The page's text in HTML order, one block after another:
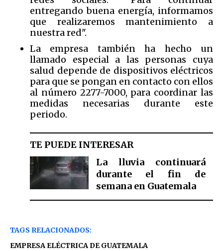
entregando buena energía, informamos
que realizaremos mantenimiento a
nuestra red".
La empresa también ha hecho un
llamado especial a las personas cuya
salud depende de dispositivos eléctricos
para que se pongan en contacto con ellos
al número 2277-7000, para coordinar las
medidas necesarias durante este
periodo.
TE PUEDE INTERESAR
La lluvia continuará
durante el fin de
semana en Guatemala
TAGS RELACIONADOS:
EMPRESA ELÉCTRICA DE GUATEMALA